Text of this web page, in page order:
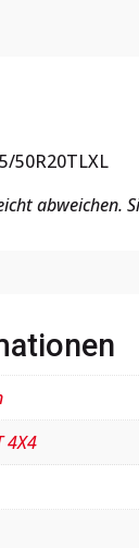
50R20TLXL
abweichen.
4X4